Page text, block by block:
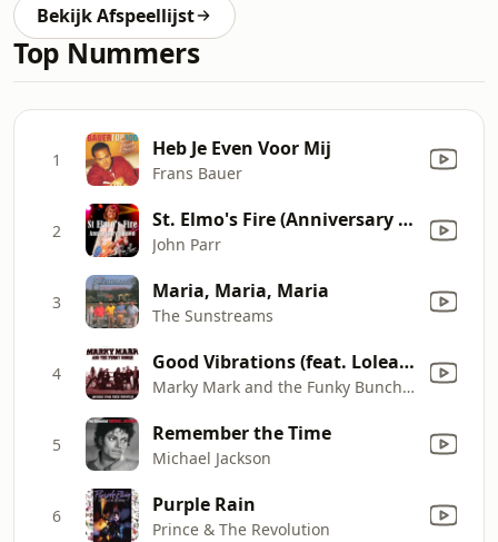
Bekijk Afspeellijst
Top Nummers
1 Heb Je Even Voor Mij
Frans Bauer
2 St. Elmo's Fire (Anniversary Edition)
John Parr
3 Maria, Maria, Maria
The Sunstreams
4 Good Vibrations (feat. Loleatta Holloway)
Marky Mark and the Funky Bunch & Loleatta Holloway
5 Remember the Time
Michael Jackson
6 Purple Rain
Prince & The Revolution